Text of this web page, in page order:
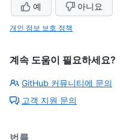
예 아니요
개인 정보 보호 정책
계속 도움이 필요하세요?
GitHub 커뮤니티에 문의
고객 지원 문의
법률